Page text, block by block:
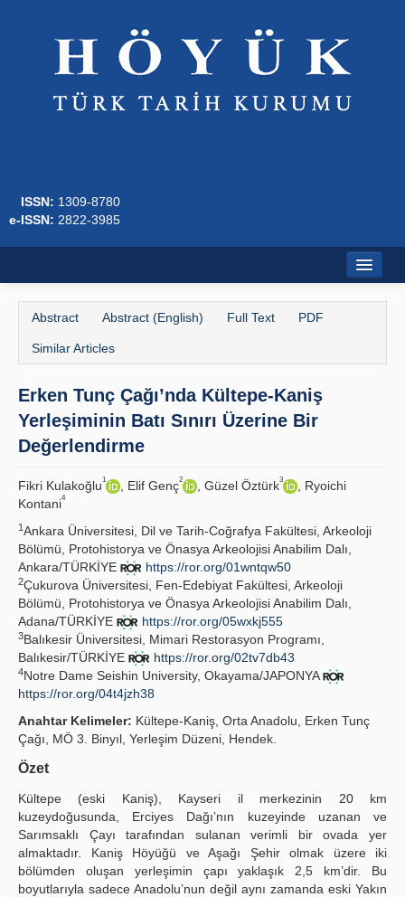
ISSN: 1309-8780
e-ISSN: 2822-3985
Journal Boards
Writing Rules
Principles
Publication Policies
Guidelines
Contact Us
Abstract Abstract (English) Full Text PDF
Similar Articles
Erken Tunç Çağı’nda Kültepe-Kaniş
Yerleşiminin Batı Sınırı Üzerine Bir
Değerlendirme
Fikri Kulakoğlu1 , Elif Genç2 , Güzel Öztürk3
, Ryoichi
Kontani4
1Ankara Üniversitesi, Dil ve Tarih-Coğrafya Fakültesi, Arkeoloji
Bölümü, Protohistorya ve Önasya Arkeolojisi Anabilim Dalı,
Ankara/TÜRKİYE
https://ror.org/01wntqw50
2Çukurova Üniversitesi, Fen-Edebiyat Fakültesi, Arkeoloji
Bölümü, Protohistorya ve Önasya Arkeolojisi Anabilim Dalı,
Adana/TÜRKİYE
https://ror.org/05wxkj555
3Balıkesir Üniversitesi, Mimari Restorasyon Programı,
Balıkesir/TÜRKİYE
https://ror.org/02tv7db43
4Notre Dame Seishin University, Okayama/JAPONYA
https://ror.org/04t4jzh38
Anahtar Kelimeler: Kültepe-Kaniş, Orta Anadolu, Erken Tunç
Çağı, MÖ 3. Binyıl, Yerleşim Düzeni, Hendek.
Özet
Kültepe (eski Kaniş), Kayseri il merkezinin 20 km
kuzeydoğusunda, Erciyes Dağı’nın kuzeyinde uzanan ve
Sarımsaklı Çayı tarafından sulanan verimli bir ovada yer
almaktadır. Kaniş Höyüğü ve Aşağı Şehir olmak üzere iki
bölümden oluşan yerleşimin çapı yaklaşık 2,5 km’dir. Bu
boyutlarıyla sadece Anadolu’nun değil aynı zamanda eski Yakın